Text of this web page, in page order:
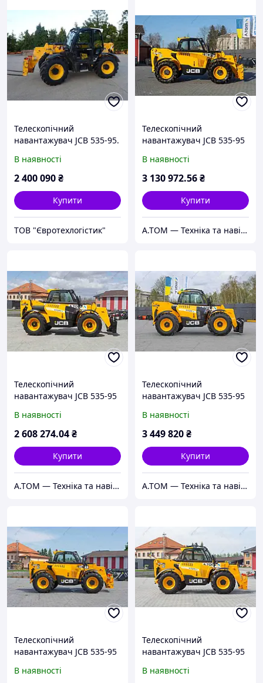
Телескопічний
навантажувач JCB 535-95.
В наявності
2 400 090₴
Купити
ТОВ "Євротехлогістик"
Телескопічний
навантажувач JCB 535-95
год. № 5612 B
В наявності
3 130 972.56₴
Купити
А.ТОМ — Техніка та навісне обладнання
Телескопічний
навантажувач JCB 535-95
№5984 B
В наявності
2 608 274.04₴
Купити
А.ТОМ — Техніка та навісне обладнання
Телескопічний
навантажувач JCB 535-95
год. № 6360 B
В наявності
3 449 820₴
Купити
А.ТОМ — Техніка та навісне обладнання
Телескопічний
навантажувач JCB 535-95
год. №6515 B
В наявності
Телескопічний
навантажувач JCB 535-95
м/год. №6469 B
В наявності